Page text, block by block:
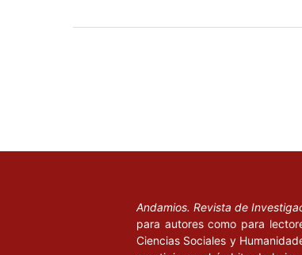
Andamios. Revista de
para autores como para
Ciencias Sociales y